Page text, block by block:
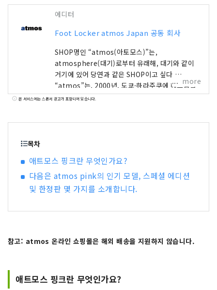
에디터
Foot Locker atmos Japan 공동 회사
SHOP명인 “atmos(아토모스)”는,
atmosphere(대기)로부터 유래해, 대기와 같이
거기에 있어 당연과 같은 SHOP이고 싶다.
“atmos”는, 2000년, 도쿄·하라주쿠에 헤드숍을
오픈. 패션으로서의 운동화를 테마로, 점내는 운동
more
본 서비스에는 스폰서 광고가 포함되어 있습니다.
목차
애트모스 핑크란 무엇인가요?
다음은 atmos pink의 인기 모델, 스페셜 에디션
및 한정판 몇 가지를 소개합니다.
참고: atmos 온라인 쇼핑몰은 해외 배송을 지원하지 않습니다.
애트모스 핑크란 무엇인가요?